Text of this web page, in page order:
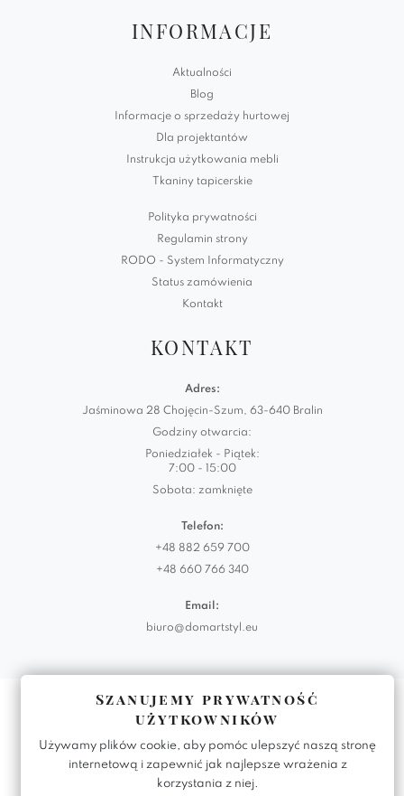
INFORMACJE
Aktualności
Blog
Informacje o sprzedaży hurtowej
Dla projektantów
Instrukcja użytkowania mebli
Tkaniny tapicerskie
Polityka prywatności
Regulamin strony
RODO - System Informatyczny
Status zamówienia
Kontakt
KONTAKT
Adres:
Jaśminowa 28 Chojęcin-Szum, 63-640 Bralin
Godziny otwarcia:
Poniedziałek - Piątek:
7:00 - 15:00
Sobota: zamknięte
Telefon:
+48 882 659 700
+48 660 766 340
Email:
biuro@domartstyl.eu
Realizacja:KODEMASTER.PL
Szanujemy prywatność
użytkowników
Używamy plików cookie, aby pomóc ulepszyć naszą stronę
internetową i zapewnić jak najlepsze wrażenia z
korzystania z niej.